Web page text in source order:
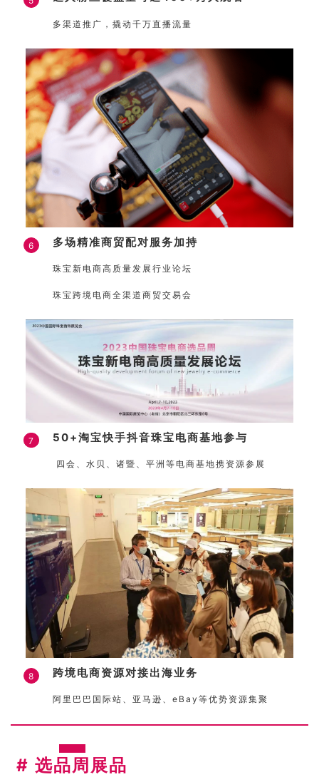
多渠道推广，撬动千万直播流量
6 多场精准商贸配对服务加持
珠宝新电商高质量发展行业论坛
珠宝跨境电商全渠道商贸交易会
7 50+淘宝快手抖音珠宝电商基地参与
四会、水贝、诸暨、平洲等电商基地携资源参展
8 跨境电商资源对接出海业务
阿里巴巴国际站、亚马逊、eBay等优势资源集聚
# 选品周展品